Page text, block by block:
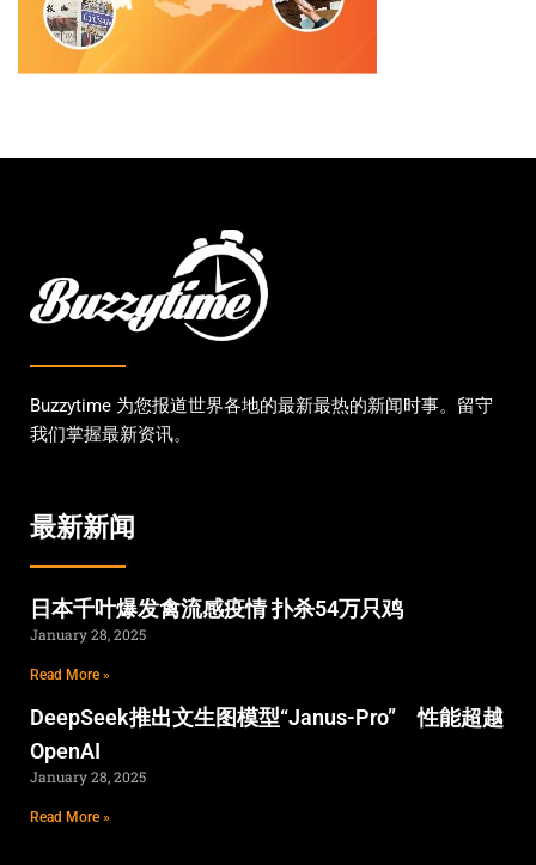
Buzzytime 为您报道世界各地的最新最热的新闻时事。留守
我们掌握最新资讯。
最新新闻
日本千叶爆发禽流感疫情 扑杀54万只鸡
January 28, 2025
Read More »
DeepSeek推出文生图模型“Janus-Pro” 性能超越
OpenAI
January 28, 2025
Read More »